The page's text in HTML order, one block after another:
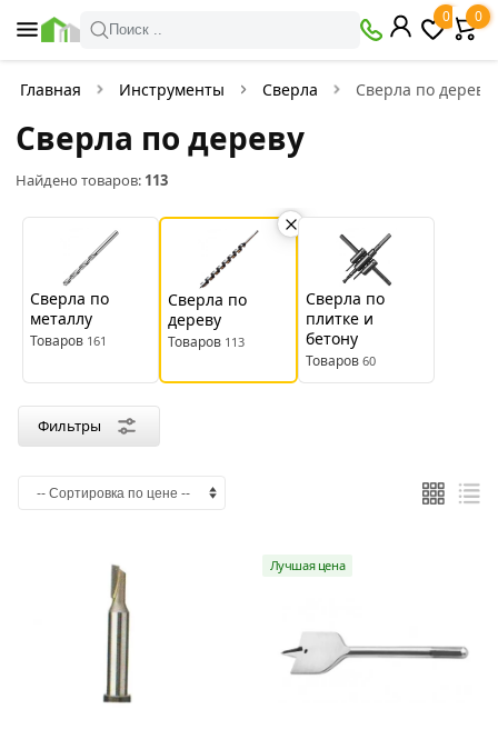
Поиск ..
0 0
Главная Инструменты Сверла Сверла по дереву
Сверла по дереву
Найдено товаров: 113
Сверла по
металлу
Товаров 161
Сверла по
дереву
Товаров 113
Сверла по
плитке и
бетону
Товаров 60
Фильтры
Фильтры
Найдено товаров:113
В
Со
—
Производитель
Felisatti
FIT
KRANZ
Matrix
Pobedit
Strong
Зубр
Креост
Резолюкс
Сибртех
Серебристый
Лучшая цена